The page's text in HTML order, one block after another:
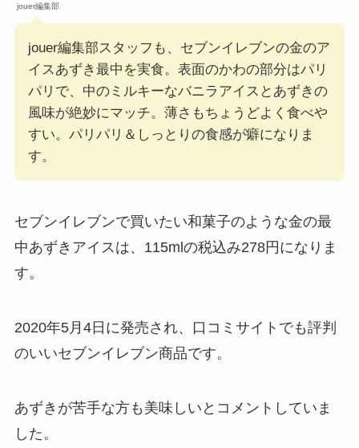
jouer編集部
jouer編集部スタッフも、セブンイレブンの金のア
イスあずき最中を実食。表面のかわの部分はパリ
パリで、中のミルキーなバニラアイスとあずきの
風味が絶妙にマッチ。薄さもちょうどよく食べや
すい。パリパリ＆しっとりの食感が癖になりま
す。
セブンイレブンで買いたい和菓子のような金の最
中あずきアイスは、115mlの税込み278円になりま
す。
2020年5月4日に発売され、口コミサイトでも評判
のいいセブンイレブン商品です。
あずきが苦手な方も美味しいとコメントしていま
した。